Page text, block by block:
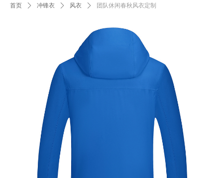
首页 ꄲ 冲锋衣 ꄲ 风衣 ꄲ 团队休闲春秋风衣定制